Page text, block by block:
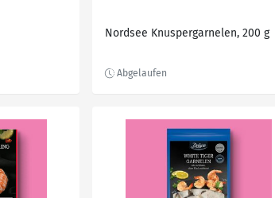
Nordsee Knuspergarnelen, 200 g